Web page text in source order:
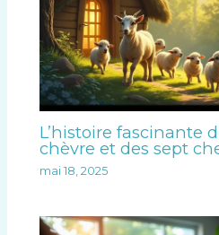
L’histoire fascinante
chèvre et des sept
mai 18, 2025